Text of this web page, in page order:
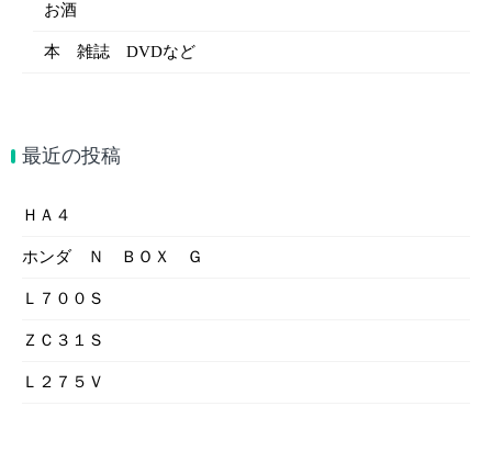
お酒
本 雑誌 DVDなど
最近の投稿
ＨＡ４
ホンダ Ｎ ＢＯＸ Ｇ
Ｌ７００Ｓ
ＺＣ３１Ｓ
Ｌ２７５Ｖ